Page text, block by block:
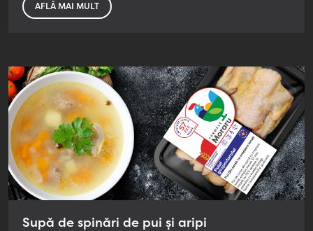
AFLĂ MAI MULT
Supă de spinări de pui și aripi